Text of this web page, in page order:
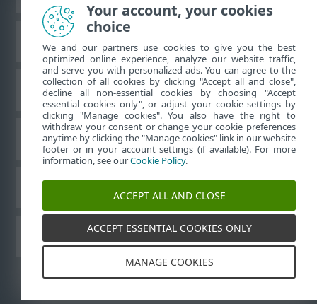
Databáza znalostí ESET
ESET Fórum
Technická podpora
Používateľské príručky ESET
1992-2026ESET, spol. s r. o. Všetky práva vyhradené.
Your account, your cookies
choice
We and our partners use cookies to give you the best
optimized online experience, analyze our website traffic,
and serve you with personalized ads. You can agree to the
collection of all cookies by clicking "Accept all and close",
decline all non-essential cookies by choosing "Accept
essential cookies only", or adjust your cookie settings by
clicking "Manage cookies". You also have the right to
withdraw your consent or change your cookie preferences
anytime by clicking the "Manage cookies" link in our website
footer or in your account settings (if available). For more
information, see ourCookie Policy.
ACCEPT ALL AND CLOSE
ACCEPT ESSENTIAL COOKIES ONLY
MANAGE COOKIES